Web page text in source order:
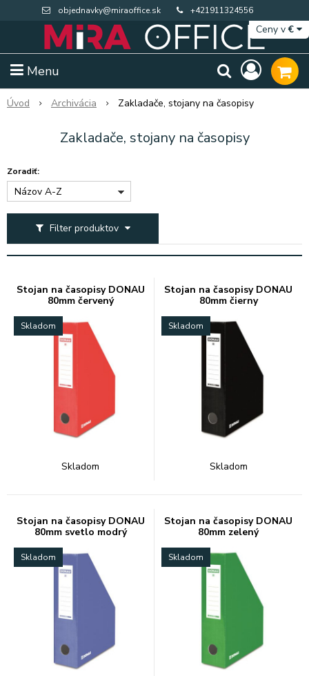
objednavky@miraoffice.sk +421911324556
Menu
Ceny v€
Úvod Archivácia Zakladače, stojany na časopisy
Zakladače, stojany na časopisy
Filter produktov
Zoradiť:
Názov A-Z
Stojan na časopisy DONAU
80mm červený
Skladom
Skladom
Stojan na časopisy DONAU
80mm čierny
Skladom
Skladom
Stojan na časopisy DONAU
80mm svetlo modrý
Skladom
Stojan na časopisy DONAU
80mm zelený
Skladom